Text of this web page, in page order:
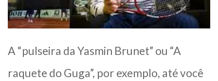
A “pulseira da Yasmin Brunet” ou “A
raquete do Guga”, por exemplo, até você